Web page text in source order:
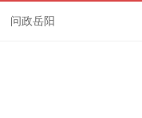
问政岳阳